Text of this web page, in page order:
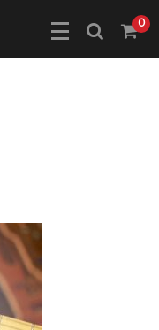
0